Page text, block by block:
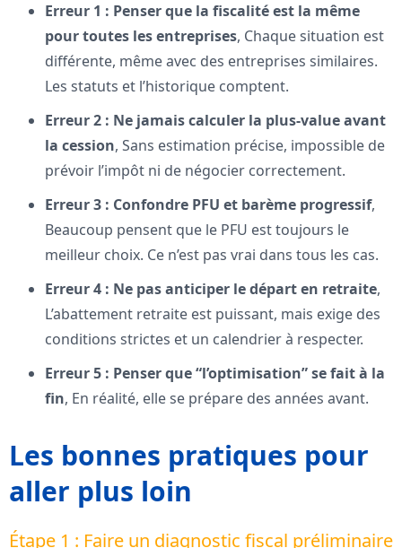
Erreur 1 : Penser que la fiscalité est la même
pour toutes les entreprises, Chaque situation est
différente, même avec des entreprises similaires.
Les statuts et l’historique comptent.
Erreur 2 : Ne jamais calculer la plus-value avant
la cession, Sans estimation précise, impossible de
prévoir l’impôt ni de négocier correctement.
Erreur 3 : Confondre PFU et barème progressif,
Beaucoup pensent que le PFU est toujours le
meilleur choix. Ce n’est pas vrai dans tous les cas.
Erreur 4 : Ne pas anticiper le départ en retraite,
L’abattement retraite est puissant, mais exige des
conditions strictes et un calendrier à respecter.
Erreur 5 : Penser que “l’optimisation” se fait à la
fin, En réalité, elle se prépare des années avant.
Les bonnes pratiques pour
aller plus loin
Étape 1 : Faire un diagnostic fiscal préliminaire